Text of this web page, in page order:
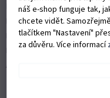
náš e-shop funguje tak,
chcete vidět.
tlačítkem "Nastavení"
za důvěru. Více informací
Nákup na splátky
ISO 9001:2015
Politika kvality
Předváděcí stroje Husqvarna
Autorizovaný servis